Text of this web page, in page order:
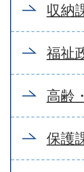
収納
福祉
高齢
保護